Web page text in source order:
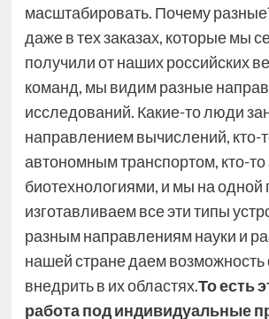
масштабировать. Почему
даже в тех заказах, которые мы
получили от наших российских
команд, мы видим разные
исследований. Какие-то люди
направлением вычислений, кто-
автономным транспортом, кто-то
биотехнологиями, и мы на одной
изготавливаем все эти типы
разным направлениям науки и
нашей стране даем возможность
внедрить в их областях.То есть
работа под индивидуальные